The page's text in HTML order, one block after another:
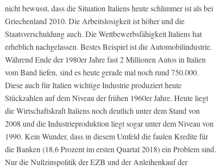
nicht bewusst, dass die Situation Italiens heute schlimmer ist als bei
Griechenland 2010. Die Arbeitslosigkeit ist höher und die
Staatsverschuldung auch. Die Wettbewerbsfähigkeit Italiens hat
erheblich nachgelassen. Bestes Beispiel ist die Automobilindustrie.
Während Ende der 1980er Jahre fast 2 Millionen Autos in Italien
vom Band liefen, sind es heute gerade mal noch rund 750.000.
Diese auch für Italien wichtige Industrie produziert heute
Stückzahlen auf dem Niveau der frühen 1960er Jahre. Heute liegt
die Wirtschaftskraft Italiens noch deutlich unter dem Stand von
2008 und die Industrieproduktion liegt sogar unter dem Niveau von
1990. Kein Wunder, dass in diesem Umfeld die faulen Kredite für
die Banken (18,6 Prozent im ersten Quartal 2018) ein Problem sind.
Nur die Nullzinspolitik der EZB und der Anleihenkauf der